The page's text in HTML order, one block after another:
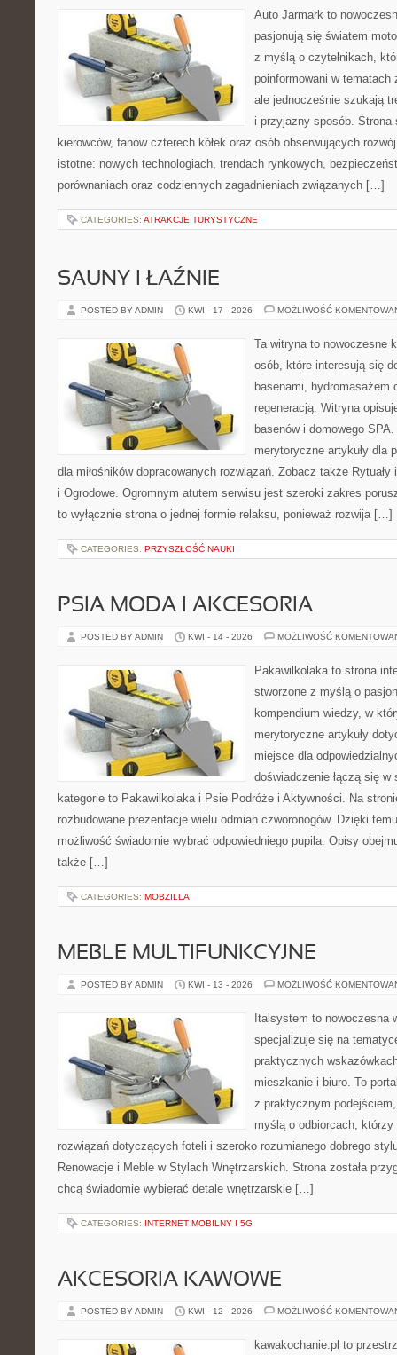
Auto Jarmark to
pasjonują się światem
z myślą o czytelnikach,
poinformowani w
ale jednocześnie szukają
i przyjazny sposób.
kierowców, fanów czterech kółek oraz osób obserwujących
istotne: nowych technologiach, trendach rynkowych,
porównaniach oraz codziennych zagadnieniach związanych […]
CATEGORIES: ATRAKCJE TURYSTYCZNE
SAUNY I ŁAŹNIE
POSTED BY ADMIN KWI - 17 - 2026 MOŻLIWOŚĆ
Ta witryna to nowoczesne
osób, które interesują się
basenami, hydromasażem
regeneracją. Witryna
basenów i domowego
merytoryczne artykuły dla
dla miłośników dopracowanych rozwiązań. Zobacz także
i Ogrodowe. Ogromnym atutem serwisu jest szeroki zakres
to wyłącznie strona o jednej formie relaksu, ponieważ rozwija […]
CATEGORIES: PRZYSZŁOŚĆ NAUKI
PSIA MODA I AKCESORIA
POSTED BY ADMIN KWI - 14 - 2026 MOŻLIWOŚĆ
Pakawilkolaka to strona
stworzone z myślą o
kompendium wiedzy, w
merytoryczne artykuły
miejsce dla
doświadczenie łączą się w
kategorie to Pakawilkolaka i Psie Podróże i Aktywności. Na
rozbudowane prezentacje wielu odmian czworonogów. Dzięki
możliwość świadomie wybrać odpowiedniego pupila. Opisy
także […]
CATEGORIES: MOBZILLA
MEBLE MULTIFUNKCYJNE
POSTED BY ADMIN KWI - 13 - 2026 MOŻLIWOŚĆ
Italsystem to nowoczesna
specjalizuje się na
praktycznych
mieszkanie i biuro. To
z praktycznym
myślą o odbiorcach,
rozwiązań dotyczących foteli i szeroko rozumianego dobrego
Renowacje i Meble w Stylach Wnętrzarskich. Strona została
chcą świadomie wybierać detale wnętrzarskie […]
CATEGORIES: INTERNET MOBILNY I 5G
AKCESORIA KAWOWE
POSTED BY ADMIN KWI - 12 - 2026 MOŻLIWOŚĆ
kawakochanie.pl to